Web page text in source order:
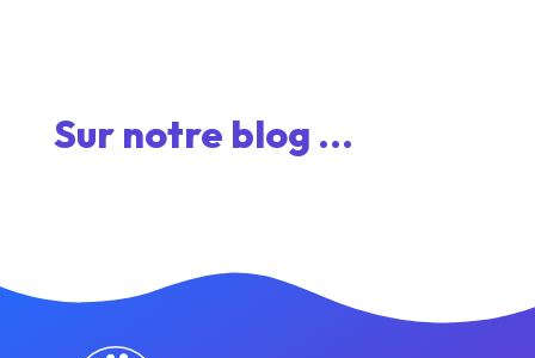
Sur notre blog ...